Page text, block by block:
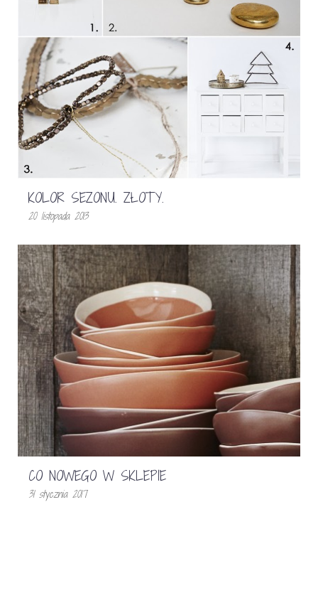
KOLOR SEZONU. ZŁOTY.
20 listopada 2013
CO NOWEGO W SKLEPIE
31 stycznia 2017